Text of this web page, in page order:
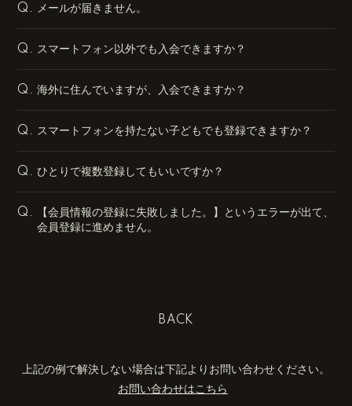
Q. メールが届きません。
Q. スマートフォン以外でも入会できますか？
Q. 海外に住んでいますが、入会できますか？
Q. スマートフォンを持たない子どもでも登録できますか？
Q. ひとりで複数登録してもいいですか？
Q.
【会員情報の登録に失敗しました。】というエラーが出て、
会員登録に進めません。
BACK
上記の例で解決しない場合は下記よりお問い合わせください。
お問い合わせはこちら